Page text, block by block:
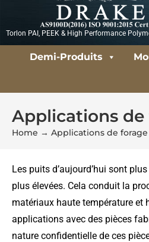
Torlon PAI, PEEK & High Performance
Demi-Produits
Applications
Home → Applications de
Les puits d’aujourd’hui sont
plus élevées. Cela conduit la
matériaux haute température et
applications avec des pièces
nature confidentielle de ces